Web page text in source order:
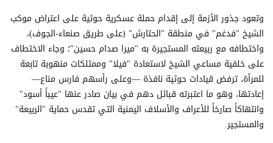
​وتعود جذور الأزمة إلى إقدام حملة عسكرية حوثية على اعتراض موكب
الشيخ "فدغم" في منطقة "الحتارش" (على طريق صنعاء-الجوف)،
واختطافه مع ربيعته المستجيرة به "ميرا صدام حسين"؛ وجاء الاختطاف
على خلفية مساعي الشيخ لاستعادة "فيلا" وممتلكات منهوبة تابعة
للمرأة، ترفض قيادات حوثية نافذة —وعلى رأسهم فارس مناع—
إعادتها، وهو ما اعتبرته قبائل دهم في بيان صادر عنها "عيباً أسود"
وانتهاكاً صارخاً للأعراف والأسلاف اليمنية التي تقدس حماية "الربيعة"
والمستجير.